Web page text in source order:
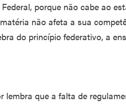
porque não cabe ao
não afeta a sua
do princípio federativo, a
lembra que a falta de